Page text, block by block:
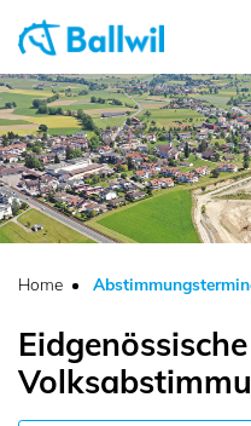
zur Startseite
Direkt zur
Direkt zum Inhalt
Direkt zur Suche
Direkt zum
Ballwil
Home